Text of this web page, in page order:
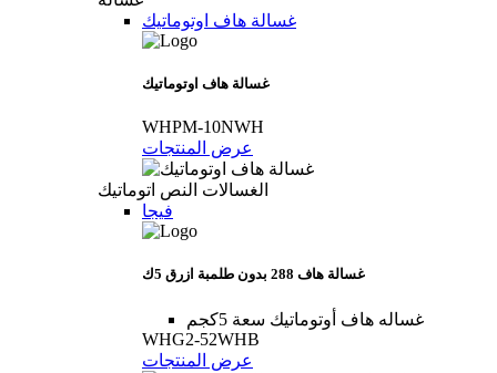
غسالة ھاف اوتوماتيك
غسالة ھاف اوتوماتيك
WHPM-10NWH
عرض المنتجات
الغسالات النص اتوماتيك
فيجا
غسالة هاف 288 بدون طلمبة ازرق 5ك
غساله هاف أوتوماتيك سعة 5كجم
WHG2-52WHB
عرض المنتجات